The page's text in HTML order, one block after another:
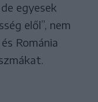
egyesek
elől”, nem
Románia